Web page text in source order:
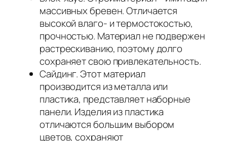
массивных бревен. Отличается
высокой влаго- и термостокостью,
прочностью. Материал не подвержен
растрескиванию, поэтому долго
сохраняет свою привлекательность.
Сайдинг. Этот материал
производится из металла или
пластика, представляет наборные
панели. Изделия из пластика
отличаются большим выбором
цветов, сохраняют